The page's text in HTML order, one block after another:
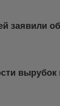
заявили
вырубок